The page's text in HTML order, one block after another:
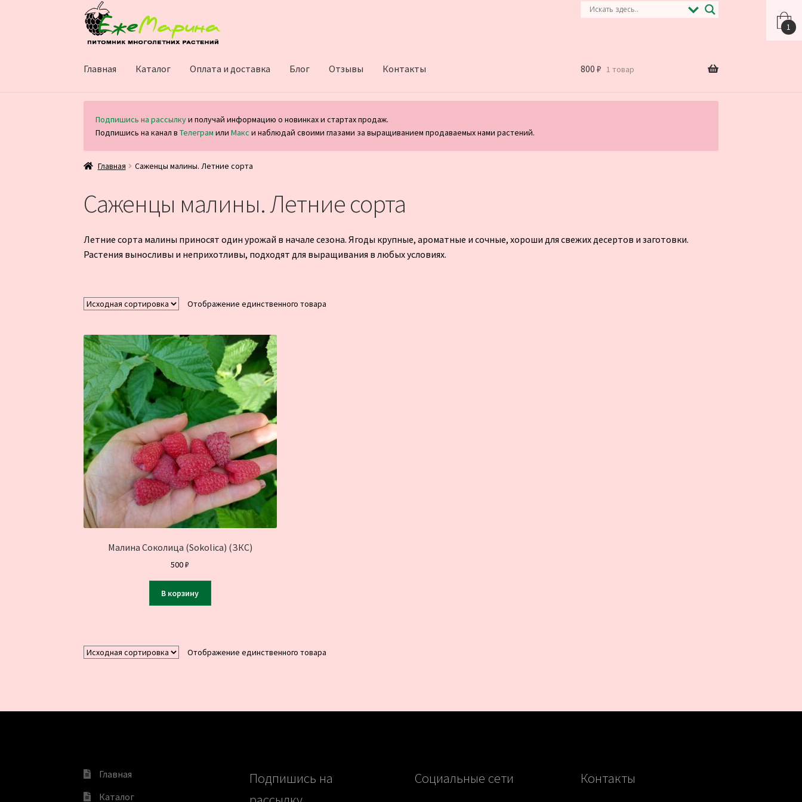
Перейти
к
навигации
Перейти
к
содержимому
Главная Каталог Оплата и доставка Блог Отзывы Контакты 800 ₽ 1 товар
Подпишись на рассылкуи получай информацию о новинках и стартах продаж.
Подпишись на канал вТелеграм илиМакс и наблюдай своими глазами за выращиванием продаваемых нами растений.
Главная Саженцы малины. Летние сорта
Саженцы малины. Летние сорта
Летние сорта малины приносят один урожай в начале сезона. Ягоды крупные, ароматные и сочные, хороши для свежих десертов и заготовки.
Растения выносливы и неприхотливы, подходят для выращивания в любых условиях.
Отображение единственного товара
Малина Соколица (Sokolica) (ЗКС)
500₽
В корзину
Отображение единственного товара
Главная
Каталог
Подпишись на
Социальные сети Контакты
1